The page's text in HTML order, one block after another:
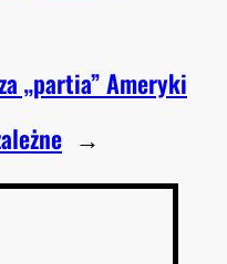
„partia” Ameryki
→